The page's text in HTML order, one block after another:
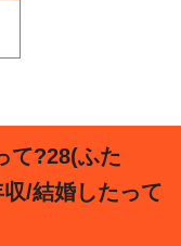
て?28(ふた
/結婚したって